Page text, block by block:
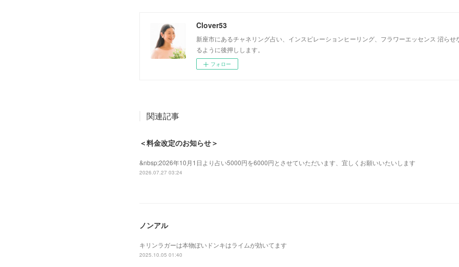
Clover53
新座市にあるチャネリング占い、インスピレーションヒーリング、フラワーエッセンス 沼ら
るように後押しします。
フォロー
関連記事
＜料金改定のお知らせ＞
&nbsp;2026年10月1日より占い5000円を6000円とさせていただいます、宜しくお願いいたいします
2026.07.27 03:24
ノンアル
キリンラガーは本物ぽいドンキはライムが効いてます
2025.10.05 01:40